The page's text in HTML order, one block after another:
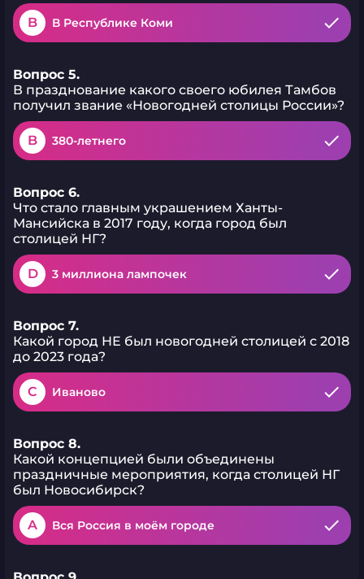
B В Республике Коми
Вопрос 5.
В празднование какого своего юбилея Тамбов
получил звание «Новогодней столицы России»?
B 380-летнего
Вопрос 6.
Что стало главным украшением Ханты-
Мансийска в 2017 году, когда город был
столицей НГ?
D 3 миллиона лампочек
Вопрос 7.
Какой город НЕ был новогодней столицей с 2018
до 2023 года?
C Иваново
Вопрос 8.
Какой концепцией были объединены
праздничные мероприятия, когда столицей НГ
был Новосибирск?
A Вся Россия в моём городе